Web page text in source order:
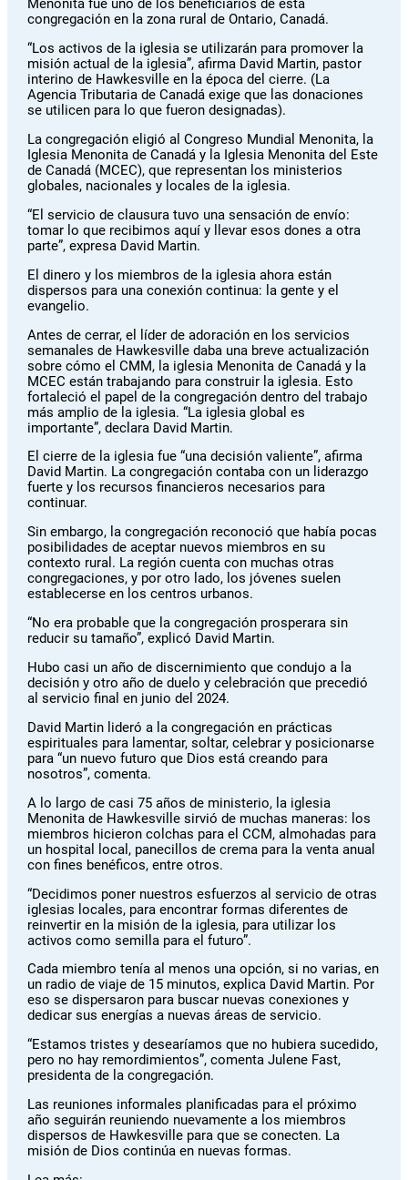
Menonita fue uno de los beneficiarios de esta
congregación en la zona rural de Ontario, Canadá.
“Los activos de la iglesia se utilizarán para promover la
misión actual de la iglesia”, afirma David Martin, pastor
interino de Hawkesville en la época del cierre. (La
Agencia Tributaria de Canadá exige que las donaciones
se utilicen para lo que fueron designadas).
La congregación eligió al Congreso Mundial Menonita, la
Iglesia Menonita de Canadá y la Iglesia Menonita del Este
de Canadá (MCEC), que representan los ministerios
globales, nacionales y locales de la iglesia.
“El servicio de clausura tuvo una sensación de envío:
tomar lo que recibimos aquí y llevar esos dones a otra
parte”, expresa David Martin.
El dinero y los miembros de la iglesia ahora están
dispersos para una conexión continua: la gente y el
evangelio.
Antes de cerrar, el líder de adoración en los servicios
semanales de Hawkesville daba una breve actualización
sobre cómo el CMM, la iglesia Menonita de Canadá y la
MCEC están trabajando para construir la iglesia. Esto
fortaleció el papel de la congregación dentro del trabajo
más amplio de la iglesia. “La iglesia global es
importante”, declara David Martin.
El cierre de la iglesia fue “una decisión valiente”, afirma
David Martin. La congregación contaba con un liderazgo
fuerte y los recursos financieros necesarios para
continuar.
Sin embargo, la congregación reconoció que había pocas
posibilidades de aceptar nuevos miembros en su
contexto rural. La región cuenta con muchas otras
congregaciones, y por otro lado, los jóvenes suelen
establecerse en los centros urbanos.
“No era probable que la congregación prosperara sin
reducir su tamaño”, explicó David Martin.
Hubo casi un año de discernimiento que condujo a la
decisión y otro año de duelo y celebración que precedió
al servicio final en junio del 2024.
David Martin lideró a la congregación en prácticas
espirituales para lamentar, soltar, celebrar y posicionarse
para “un nuevo futuro que Dios está creando para
nosotros”, comenta.
A lo largo de casi 75 años de ministerio, la iglesia
Menonita de Hawkesville sirvió de muchas maneras: los
miembros hicieron colchas para el CCM, almohadas para
un hospital local, panecillos de crema para la venta anual
con fines benéficos, entre otros.
“Decidimos poner nuestros esfuerzos al servicio de otras
iglesias locales, para encontrar formas diferentes de
reinvertir en la misión de la iglesia, para utilizar los
activos como semilla para el futuro”.
Cada miembro tenía al menos una opción, si no varias, en
un radio de viaje de 15 minutos, explica David Martin. Por
eso se dispersaron para buscar nuevas conexiones y
dedicar sus energías a nuevas áreas de servicio.
“Estamos tristes y desearíamos que no hubiera sucedido,
pero no hay remordimientos”, comenta Julene Fast,
presidenta de la congregación.
Las reuniones informales planificadas para el próximo
año seguirán reuniendo nuevamente a los miembros
dispersos de Hawkesville para que se conecten. La
misión de Dios continúa en nuevas formas.